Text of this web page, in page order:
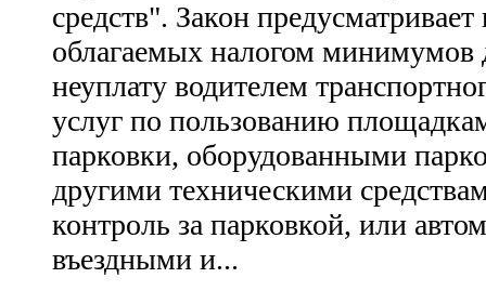
средств". Закон
облагаемых налогом минимумов
неуплату водителем
услуг по пользованию
парковки, оборудованными
другими техническими
контроль за парковкой, или
въездными и...